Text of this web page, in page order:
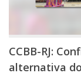
CCBB-RJ:
alternativa